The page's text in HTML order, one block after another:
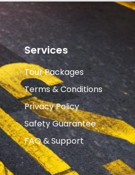
Services
Tour Packages
Terms & Conditions
Privacy Policy
Safety Guarantee
FAQ & Support